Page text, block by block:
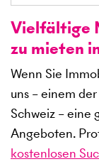
Vielfältige
zu mieten
Wenn Sie
uns – einem
Schweiz – eine
Angeboten.
kostenlosen